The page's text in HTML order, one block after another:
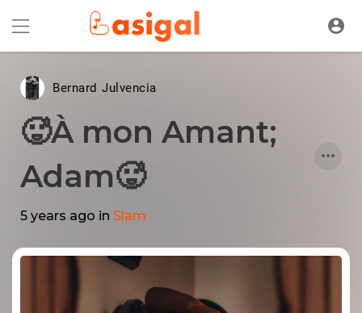
Bernard Julvencia
🥵À mon Amant;
Adam🥵
5 years ago in Slam